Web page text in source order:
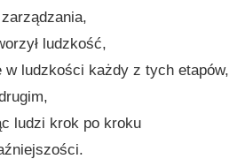
zarządzania,
ludzkość,
w ludzkości każdy z tych etapów,
ludzi krok po kroku